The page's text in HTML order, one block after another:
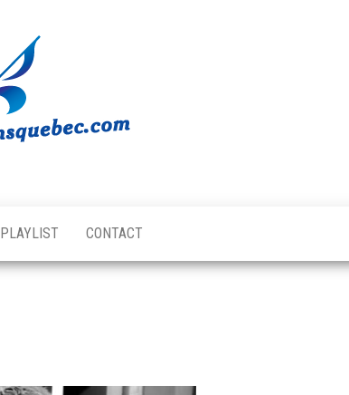
Québec
musicale
québécoise!
PLAYLIST CONTACT